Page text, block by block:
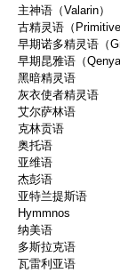
主神语（Valarin）
古精灵语（Primitive
早期诺多精灵语（
早期昆雅语（
黑暗精灵语
灰衣使者精灵语
艾尔萨林语
克林贡语
奥托语
亚维语
杰彭语
亚特兰提斯语
Hymmnos
纳美语
多斯拉克语
瓦雷利亚语